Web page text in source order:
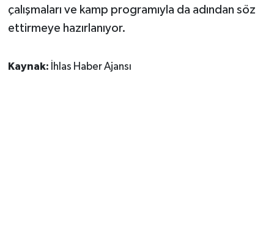
çalışmaları ve kamp programıyla da adından söz
ettirmeye hazırlanıyor.
Kaynak: İhlas Haber Ajansı